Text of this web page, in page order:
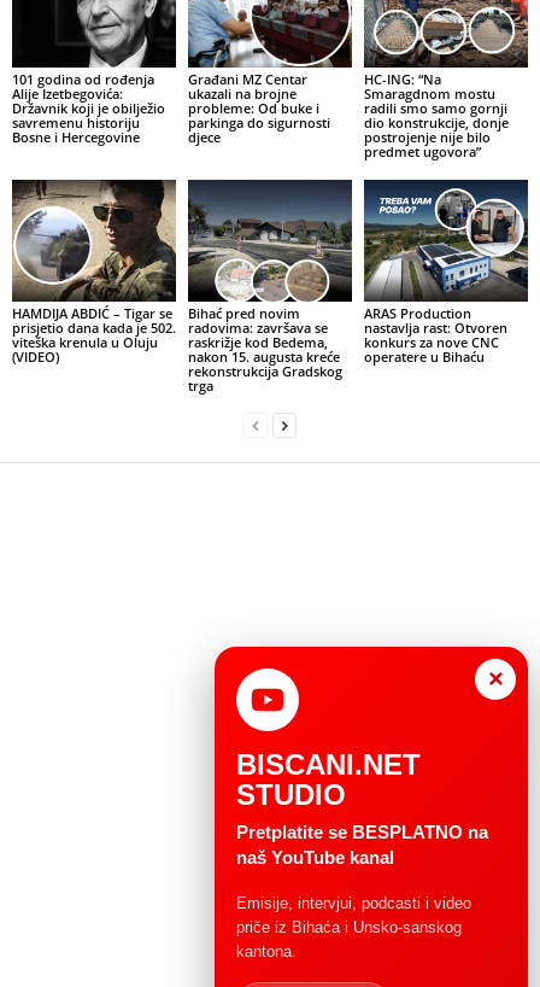
101 godina od rođenja
Alije Izetbegovića:
Državnik koji je obilježio
savremenu historiju
Bosne i Hercegovine
Građani MZ Centar
ukazali na brojne
probleme: Od buke i
parkinga do sigurnosti
djece
HC-ING: “Na
Smaragdnom mostu
radili smo samo gornji
dio konstrukcije, donje
postrojenje nije bilo
predmet ugovora”
HAMDIJA ABDIĆ – Tigar se
prisjetio dana kada je 502.
viteška krenula u Oluju
(VIDEO)
Bihać pred novim
radovima: završava se
raskrižje kod Bedema,
nakon 15. augusta kreće
rekonstrukcija Gradskog
trga
ARAS Production
nastavlja rast: Otvoren
konkurs za nove CNC
operatere u Bihaću
×
BISCANI.NET
STUDIO
Pretplatite se BESPLATNO na
naš YouTube kanal
Emisije, intervjui, podcasti i video
priče iz Bihaća i Unsko-sanskog
kantona.